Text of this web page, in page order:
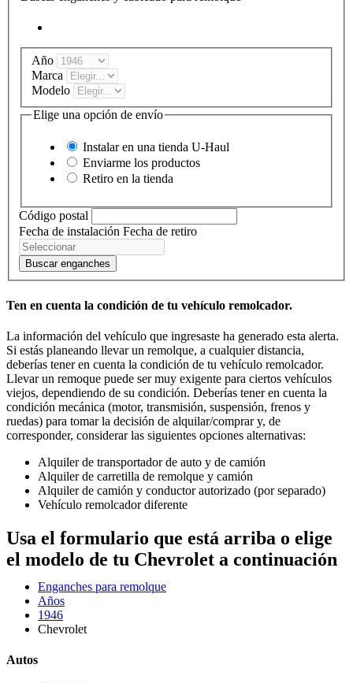
Año
Marca
Modelo
Elige una opción de envío
Instalar en una tienda U-Haul
Enviarme los productos
Retiro en la tienda
Código postal
Fecha de instalación Fecha de retiro
Buscar enganches
Ten en cuenta la condición de tu vehículo remolcador.
La información del vehículo que ingresaste ha generado esta alerta.
Si estás planeando llevar un remolque, a cualquier distancia,
deberías tener en cuenta la condición de tu vehículo remolcador.
Llevar un remoque puede ser muy exigente para ciertos vehículos
viejos, dependiendo de su condición. Deberías tener en cuenta la
condición mecánica (motor, transmisión, suspensión, frenos y
ruedas) para tomar la decisión de alquilar/comprar y, de
corresponder, considerar las siguientes opciones alternativas:
Alquiler de transportador de auto y de camión
Alquiler de carretilla de remolque y camión
Alquiler de camión y conductor autorizado (por separado)
Vehículo remolcador diferente
Usa el formulario que está arriba o elige
el modelo de tu Chevrolet a continuación
Enganches para remolque
Años
1946
Chevrolet
Autos